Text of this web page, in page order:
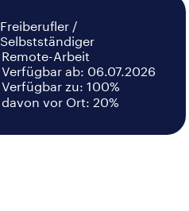
Freiberufler /
Selbstständiger
Remote-Arbeit
Verfügbar ab: 06.07.2026
Verfügbar zu: 100%
davon vor Ort: 20%